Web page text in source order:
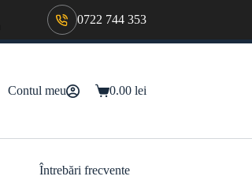
0722 744 353
Contul meu
Coș0.00 lei
Întrebări frecvente